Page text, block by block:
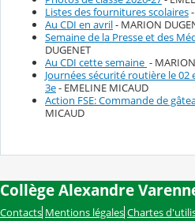
Listes des fournitures scolaires
Au CDI en avril- MARION
Semaine de la Presse et des
DUGENET
Au CDI cette semaine -
Journées sécurité routière le 02
3e- EMELINE MICAUD
Action FSE: Commande de
MICAUD
Collège Alexandre
Contacts Mentions légales Chartes